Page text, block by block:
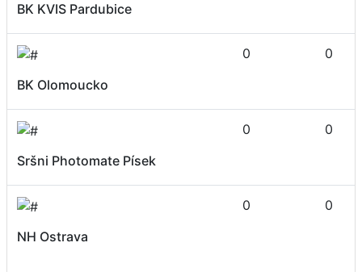
BK KVIS Pardubice
BK Olomoucko
0 0
Sršni Photomate Písek
0 0
NH Ostrava
0 0